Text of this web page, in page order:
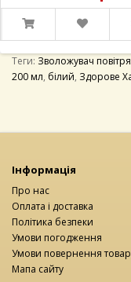
Теги: Зволожувач
200 мл, білий, Здорове
Інформація
Про нас
Оплата і доставка
Політика безпеки
Умови погодження
Умови повернення
Мапа сайту